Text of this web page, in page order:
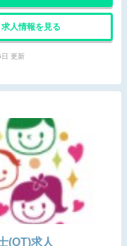
求人情報を見る
更新
(OT)求人